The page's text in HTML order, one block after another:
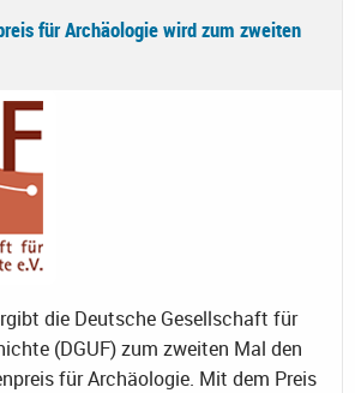
für Archäologie wird zum zweiten
die Deutsche Gesellschaft für
(DGUF) zum zweiten Mal den
für Archäologie. Mit dem Preis